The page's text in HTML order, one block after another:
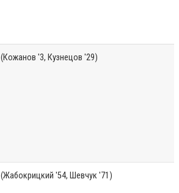
(Кожанов '3, Кузнецов '29)
(Жабокрицкий '54, Шевчук '71)